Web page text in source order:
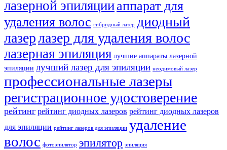
лазерной эпиляцииаппарат для
удаления волос гибридный лазер
диодный
лазерлазер для удаления волос
лазерная эпиляция лучшие аппараты лазерной
эпиляции лучший лазер для эпиляции неодимовый лазер
профессиональные лазеры
регистрационное удостоверение
рейтинг рейтинг диодных лазеров рейтинг диодных лазеров
для эпиляции рейтинг лазеров для эпиляции удаление
волос фотоэпилятор эпилятор эпиляция